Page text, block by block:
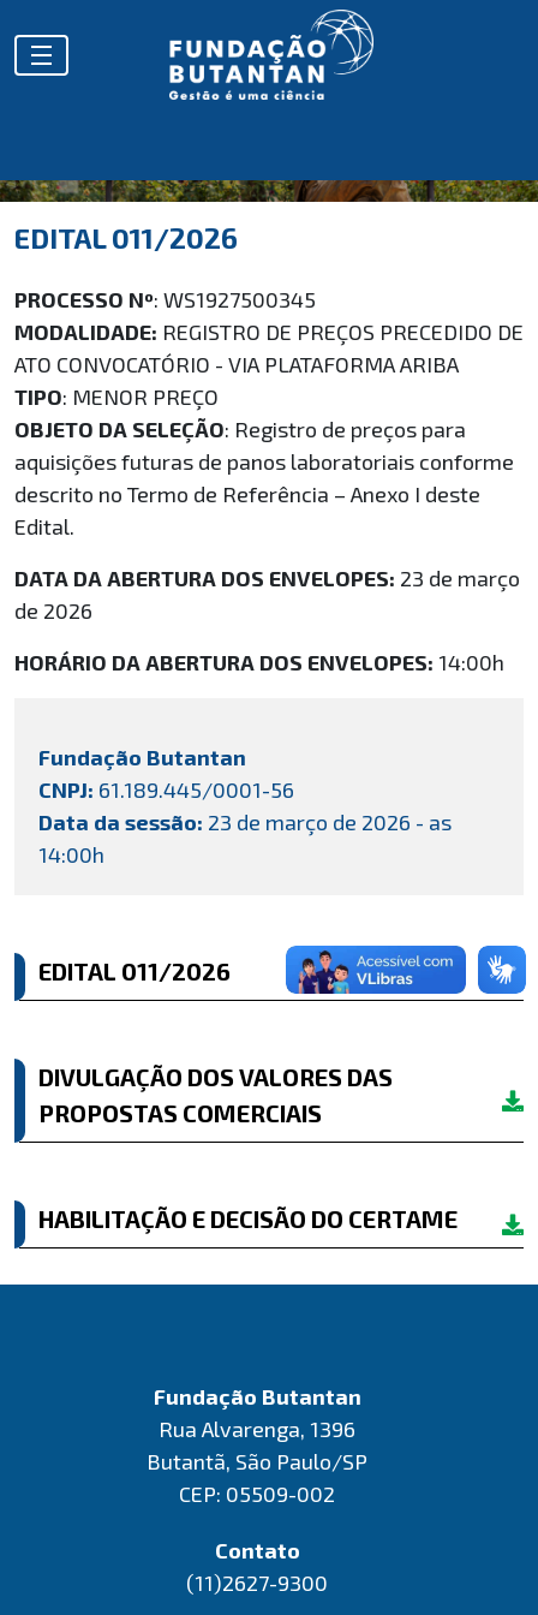
EDITAL 011/2026
PROCESSO Nº: WS1927500345
MODALIDADE: REGISTRO DE PREÇOS PRECEDIDO DE
ATO CONVOCATÓRIO - VIA PLATAFORMA ARIBA
TIPO: MENOR PREÇO
OBJETO DA SELEÇÃO: Registro de preços para
aquisições futuras de panos laboratoriais conforme
descrito no Termo de Referência – Anexo I deste
Edital.
DATA DA ABERTURA DOS ENVELOPES: 23 de março
de 2026
HORÁRIO DA ABERTURA DOS ENVELOPES: 14:00h
Fundação Butantan
CNPJ: 61.189.445/0001-56
Data da sessão: 23 de março de 2026 - as
14:00h
EDITAL 011/2026
DIVULGAÇÃO DOS VALORES DAS
PROPOSTAS COMERCIAIS
HABILITAÇÃO E DECISÃO DO CERTAME
Fundação Butantan
Rua Alvarenga, 1396
Butantã, São Paulo/SP
CEP: 05509-002
Contato
(11)2627-9300